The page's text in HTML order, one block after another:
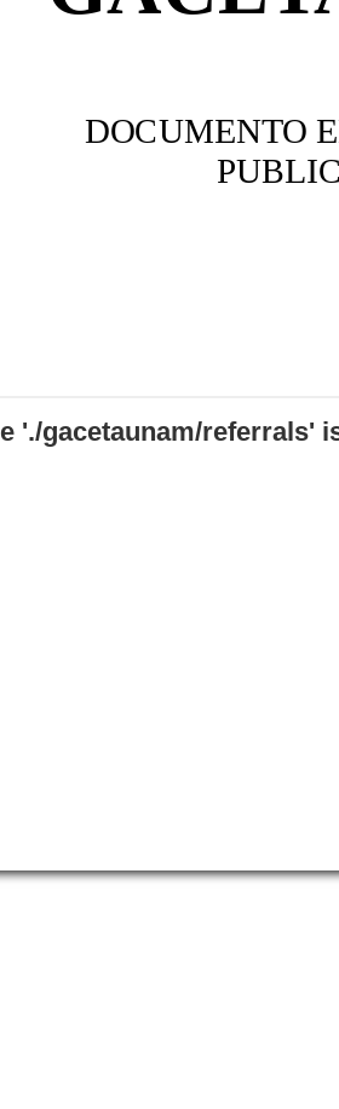
'./gacetaunam/referrals'